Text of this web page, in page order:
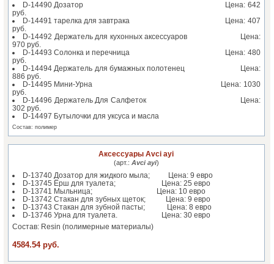
D-14490 Дозатор Цена: 642
руб.
D-14491 тарелка для завтрака Цена: 407
руб.
D-14492 Держатель для кухонных аксессуаров Цена:
970 руб.
D-14493 Солонка и перечница Цена: 480
руб.
D-14494 Держатель для бумажных полотенец Цена:
886 руб.
D-14495 Мини-Урна Цена: 1030
руб.
D-14496 Держатель Для Салфеток Цена:
302 руб.
D-14497 Бутылочки для уксуса и масла
Состав: полимер
Аксессуары Avci ayi
(арт.: Avci ayi)
D-13740 Дозатор для жидкого мыла; Цена: 9 евро
D-13745 Ёрш для туалета; Цена: 25 евро
D-13741 Мыльница; Цена: 10 евро
D-13742 Стакан для зубных щеток; Цена: 9 евро
D-13743 Стакан для зубной пасты; Цена: 8 евро
D-13746 Урна для туалета. Цена: 30 евро
Состав: Resin (полимерные материалы)
4584.54 руб.